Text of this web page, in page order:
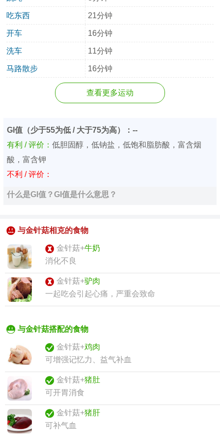
吃东西 21分钟
开车 16分钟
洗车 11分钟
马路散步 16分钟
查看更多运动
GI值（少于55为低 / 大于75为高）：--
有利 / 评价： 低胆固醇，低钠盐，低饱和脂肪酸，富含烟
酸，富含钾
不利 / 评价：
什么是GI值？GI值是什么意思？
与金针菇相克的食物
金针菇+牛奶
消化不良
金针菇+驴肉
一起吃会引起心痛，严重会致命
与金针菇搭配的食物
金针菇+鸡肉
可增强记忆力、益气补血
金针菇+猪肚
可开胃消食
金针菇+猪肝
可补气血